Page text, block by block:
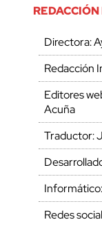
Directora:
Redacción
Editores
Acuña
Traductor:
Redes